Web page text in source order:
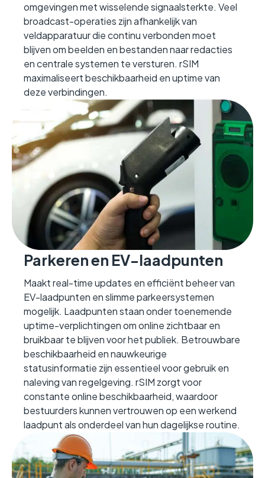
omgevingen met wisselende signaalsterkte. Veel
broadcast-operaties zijn afhankelijk van
veldapparatuur die continu verbonden moet
blijven om beelden en bestanden naar redacties
en centrale systemen te versturen. rSIM
maximaliseert beschikbaarheid en uptime van
deze verbindingen.
Parkeren en EV-laadpunten
Maakt real-time updates en efficiënt beheer van
EV-laadpunten en slimme parkeersystemen
mogelijk. Laadpunten staan onder toenemende
uptime-verplichtingen om online zichtbaar en
bruikbaar te blijven voor het publiek. Betrouwbare
beschikbaarheid en nauwkeurige
statusinformatie zijn essentieel voor gebruik en
naleving van regelgeving. rSIM zorgt voor
constante online beschikbaarheid, waardoor
bestuurders kunnen vertrouwen op een werkend
laadpunt als onderdeel van hun dagelijkse routine.